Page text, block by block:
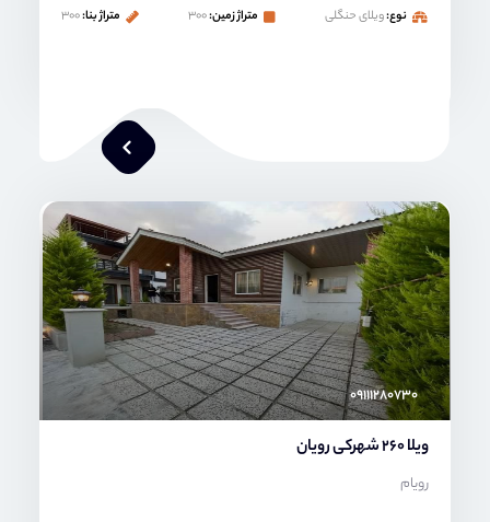
نوع:ویلای حنگلی متراژ زمین:۳۰۰ متراژ بنا:۳۰۰
محمد صنعتی
۰۹۱۱۱۲۸۰۷۳۰
ویلا 260 شهرکی رویان
رویام